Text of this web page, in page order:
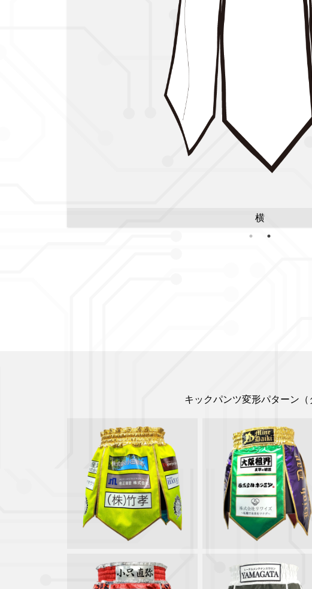
横
キックパンツ変形パターン